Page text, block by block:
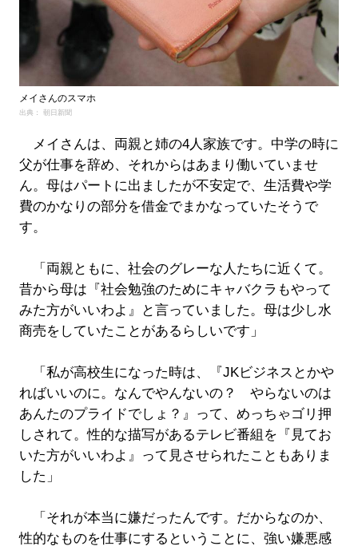
メイさんのスマホ
出典： 朝日新聞
メイさんは、両親と姉の4人家族です。中学の時に
父が仕事を辞め、それからはあまり働いていませ
ん。母はパートに出ましたが不安定で、生活費や学
費のかなりの部分を借金でまかなっていたそうで
す。
「両親ともに、社会のグレーな人たちに近くて。
昔から母は『社会勉強のためにキャバクラもやって
みた方がいいわよ』と言っていました。母は少し水
商売をしていたことがあるらしいです」
「私が高校生になった時は、『JKビジネスとかや
ればいいのに。なんでやんないの？ やらないのは
あんたのプライドでしょ？』って、めっちゃゴリ押
しされて。性的な描写があるテレビ番組を『見てお
いた方がいいわよ』って見させられたこともありま
した」
「それが本当に嫌だったんです。だからなのか、
性的なものを仕事にするということに、強い嫌悪感